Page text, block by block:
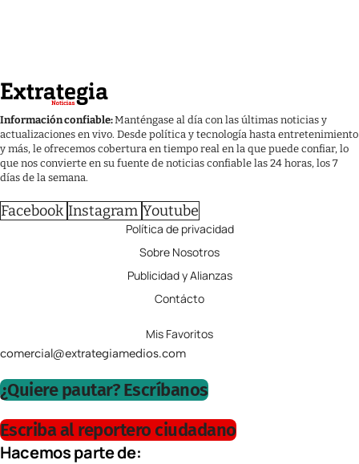
Información confiable:Manténgase al día con las últimas noticias y
actualizaciones en vivo. Desde política y tecnología hasta entretenimiento
y más, le ofrecemos cobertura en tiempo real en la que puede confiar, lo
que nos convierte en su fuente de noticias confiable las 24 horas, los 7
días de la semana.
Facebook Instagram Youtube
Política de privacidad
Sobre Nosotros
Publicidad y Alianzas
Contácto
Mis Favoritos
comercial@extrategiamedios.com
¿Quiere pautar? Escríbanos
Escriba al reportero ciudadano
Hacemos parte de: